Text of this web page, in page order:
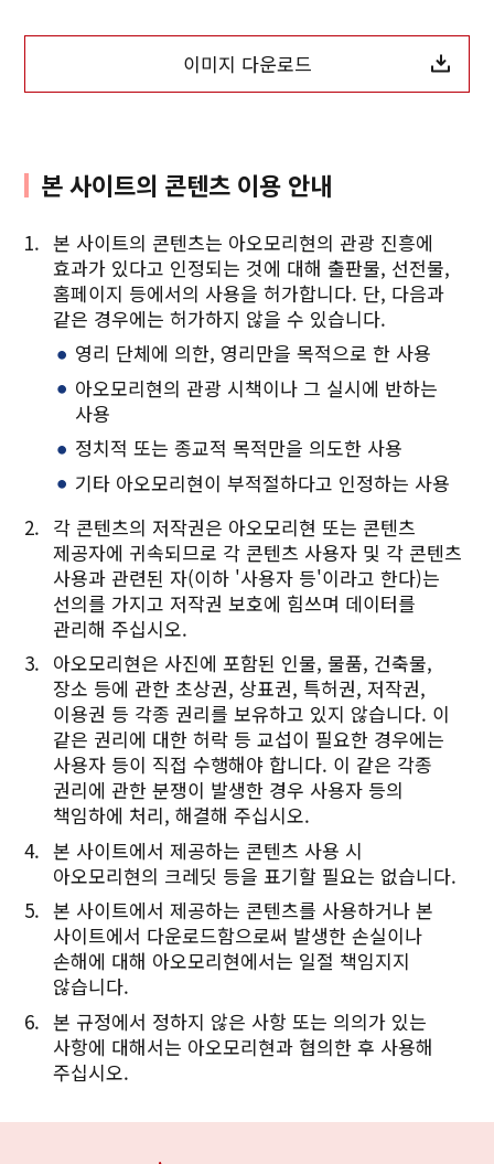
이미지 다운로드
본 사이트의 콘텐츠 이용 안내
본 사이트의 콘텐츠는 아오모리현의 관광 진흥에
효과가 있다고 인정되는 것에 대해 출판물, 선전물,
홈페이지 등에서의 사용을 허가합니다. 단, 다음과
같은 경우에는 허가하지 않을 수 있습니다.
영리 단체에 의한, 영리만을 목적으로 한 사용
아오모리현의 관광 시책이나 그 실시에 반하는
사용
정치적 또는 종교적 목적만을 의도한 사용
기타 아오모리현이 부적절하다고 인정하는 사용
각 콘텐츠의 저작권은 아오모리현 또는 콘텐츠
제공자에 귀속되므로 각 콘텐츠 사용자 및 각 콘텐츠
사용과 관련된 자(이하 '사용자 등'이라고 한다)는
선의를 가지고 저작권 보호에 힘쓰며 데이터를
관리해 주십시오.
아오모리현은 사진에 포함된 인물, 물품, 건축물,
장소 등에 관한 초상권, 상표권, 특허권, 저작권,
이용권 등 각종 권리를 보유하고 있지 않습니다. 이
같은 권리에 대한 허락 등 교섭이 필요한 경우에는
사용자 등이 직접 수행해야 합니다. 이 같은 각종
권리에 관한 분쟁이 발생한 경우 사용자 등의
책임하에 처리, 해결해 주십시오.
본 사이트에서 제공하는 콘텐츠 사용 시
아오모리현의 크레딧 등을 표기할 필요는 없습니다.
본 사이트에서 제공하는 콘텐츠를 사용하거나 본
사이트에서 다운로드함으로써 발생한 손실이나
손해에 대해 아오모리현에서는 일절 책임지지
않습니다.
본 규정에서 정하지 않은 사항 또는 의의가 있는
사항에 대해서는 아오모리현과 협의한 후 사용해
주십시오.
Twitter에 공유
Facebook에 공유